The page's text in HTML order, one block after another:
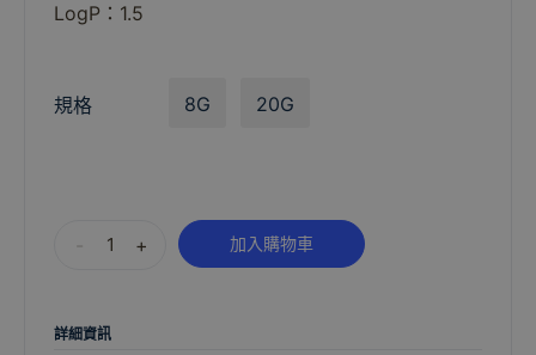
LogP：1.5
規格 8G 20G
+ 加入購物車
詳細資訊